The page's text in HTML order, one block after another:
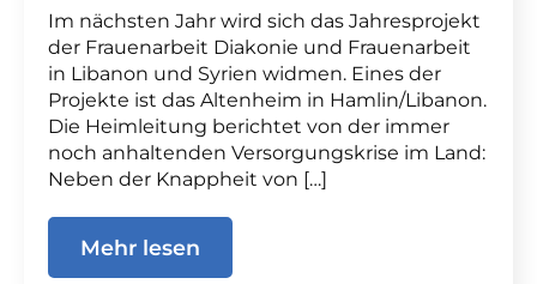
Im nächsten Jahr wird sich das Jahresprojekt
der Frauenarbeit Diakonie und Frauenarbeit
in Libanon und Syrien widmen. Eines der
Projekte ist das Altenheim in Hamlin/Libanon.
Die Heimleitung berichtet von der immer
noch anhaltenden Versorgungskrise im Land:
Neben der Knappheit von […]
Mehr lesen